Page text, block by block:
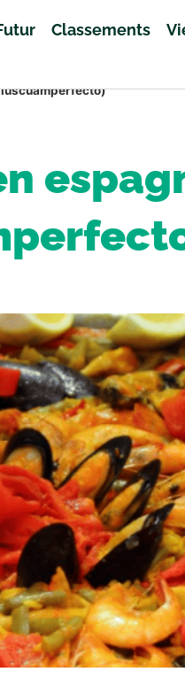
Classements